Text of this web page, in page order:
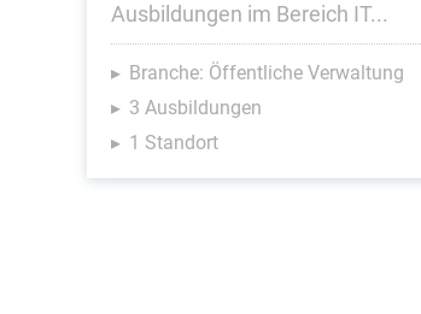
Ausbildungen im Bereich IT...
Branche: Öffentliche Verwaltung
3 Ausbildungen
1 Standort